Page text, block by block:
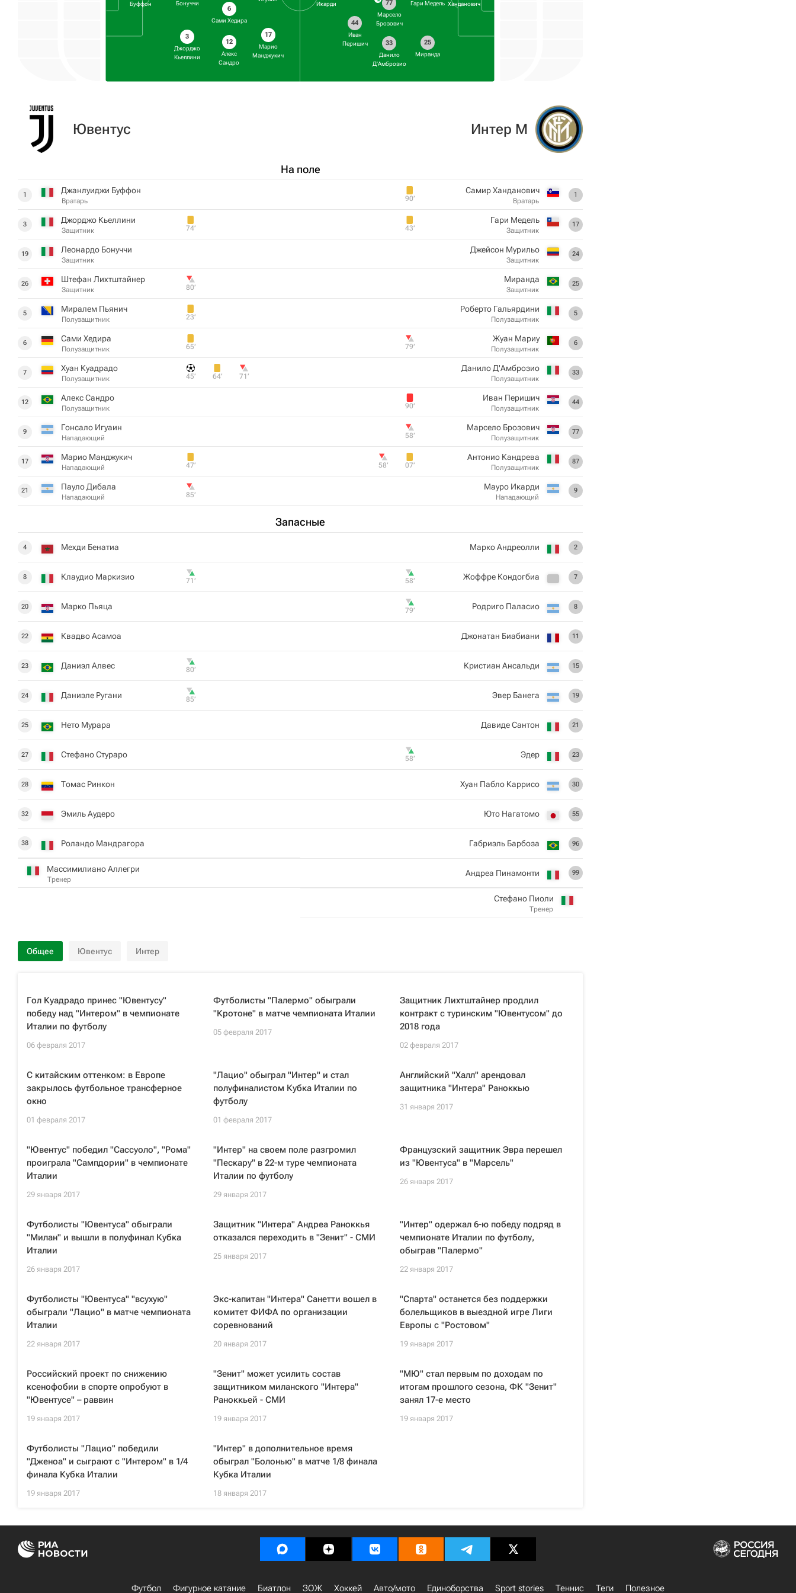
Буффон
Бонуччи
3
Джорджо
Кьеллини
6
Сами Хедира
12
Алекс
Сандро
17
Марио
Манджукич
Ханданович
Гари Медель
25
Миранда
77
Марсело
Брозович
33
Данило
Д'Амброзио
44
Иван
Перишич
Икарди
Ювентус
На поле
1 Джанлуиджи Буффон
Вратарь
3 Джорджо Кьеллини
Защитник 74‎’‎
19 Леонардо Бонуччи
Защитник
26 Штефан Лихтштайнер
Защитник 80‎’‎
5 Миралем Пьянич
Полузащитник 23‎’‎
6 Сами Хедира
Полузащитник 65‎’‎
7 Хуан Куадрадо
Полузащитник 45‎’‎ 64‎’‎ 71‎’‎
12 Алекс Сандро
Полузащитник
9 Гонсало Игуаин
Нападающий
17 Марио Манджукич
Нападающий 47‎’‎
21 Пауло Дибала
Нападающий 85‎’‎
Запасные
4 Мехди Бенатиа
8 Клаудио Маркизио 71‎’‎
20 Марко Пьяца
22 Квадво Асамоа
23 Даниэл Алвес 80‎’‎
24 Даниэле Ругани 85‎’‎
25 Нето Мурара
27 Стефано Стураро
28 Томас Ринкон
32 Эмиль Аудеро
38 Роландо Мандрагора
Массимилиано Аллегри
Тренер
Интер М
1
Самир Ханданович
Вратарь
90‎’‎
17
Гари Медель
Защитник
43‎’‎
24
Джейсон Мурильо
Защитник
25
Миранда
Защитник
5
Роберто Гальярдини
Полузащитник
6
Жуан Мариу
Полузащитник
79‎’‎
33
Данило Д'Амброзио
Полузащитник
44
Иван Перишич
Полузащитник
90‎’‎
77
Марсело Брозович
Полузащитник
58‎’‎
87
Антонио Кандрева
Полузащитник
07‎’‎
58‎’‎
9
Мауро Икарди
Нападающий
2
Марко Андреолли
7
Жоффре Кондогбиа
58‎’‎
8
Родриго Паласио
79‎’‎
11
Джонатан Биабиани
15
Кристиан Ансальди
19
Эвер Банега
21
Давиде Сантон
23
Эдер
58‎’‎
30
Хуан Пабло Каррисо
55
Юто Нагатомо
96
Габриэль Барбоза
99
Андреа Пинамонти
Стефано Пиоли
Тренер
Общее Ювентус Интер
Гол Куадрадо принес "Ювентусу"
победу над "Интером" в чемпионате
Италии по футболу
06 февраля 2017
Футболисты "Палермо" обыграли
"Кротоне" в матче чемпионата Италии
05 февраля 2017
Защитник Лихтштайнер продлил
контракт с туринским "Ювентусом" до
2018 года
02 февраля 2017
С китайским оттенком: в Европе
закрылось футбольное трансферное
окно
01 февраля 2017
"Лацио" обыграл "Интер" и стал
полуфиналистом Кубка Италии по
футболу
01 февраля 2017
Английский "Халл" арендовал
защитника "Интера" Раноккью
31 января 2017
"Ювентус" победил "Сассуоло", "Рома"
проиграла "Сампдории" в чемпионате
Италии
29 января 2017
"Интер" на своем поле разгромил
"Пескару" в 22-м туре чемпионата
Италии по футболу
29 января 2017
Французский защитник Эвра перешел
из "Ювентуса" в "Марсель"
26 января 2017
Футболисты "Ювентуса" обыграли
"Милан" и вышли в полуфинал Кубка
Италии
26 января 2017
Защитник "Интера" Андреа Раноккья
отказался переходить в "Зенит" - СМИ
25 января 2017
"Интер" одержал 6-ю победу подряд в
чемпионате Италии по футболу,
обыграв "Палермо"
22 января 2017
Футболисты "Ювентуса" "всухую"
обыграли "Лацио" в матче чемпионата
Италии
22 января 2017
Экс-капитан "Интера" Санетти вошел в
комитет ФИФА по организации
соревнований
20 января 2017
"Спарта" останется без поддержки
болельщиков в выездной игре Лиги
Европы с "Ростовом"
19 января 2017
Российский проект по снижению
ксенофобии в спорте опробуют в
"Ювентусе" – раввин
19 января 2017
"Зенит" может усилить состав
защитником миланского "Интера"
Раноккьей - СМИ
19 января 2017
"МЮ" стал первым по доходам по
итогам прошлого сезона, ФК "Зенит"
занял 17-е место
19 января 2017
Футболисты "Лацио" победили
"Дженоа" и сыграют с "Интером" в 1/4
финала Кубка Италии
19 января 2017
"Интер" в дополнительное время
обыграл "Болонью" в матче 1/8 финала
Кубка Италии
18 января 2017
Футбол Фигурное катание Биатлон ЗОЖ Хоккей Авто/мото Единоборства Sport stories Теннис Теги Полезное